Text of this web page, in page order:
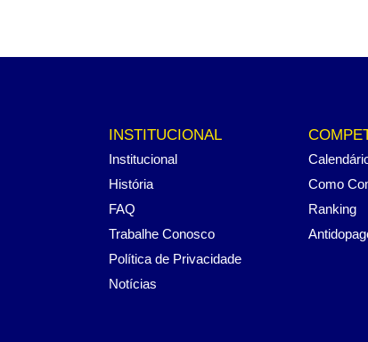
INSTITUCIONAL
Institucional
História
FAQ
Trabalhe Conosco
Política de Privacidade
Notícias
Como
Ranking